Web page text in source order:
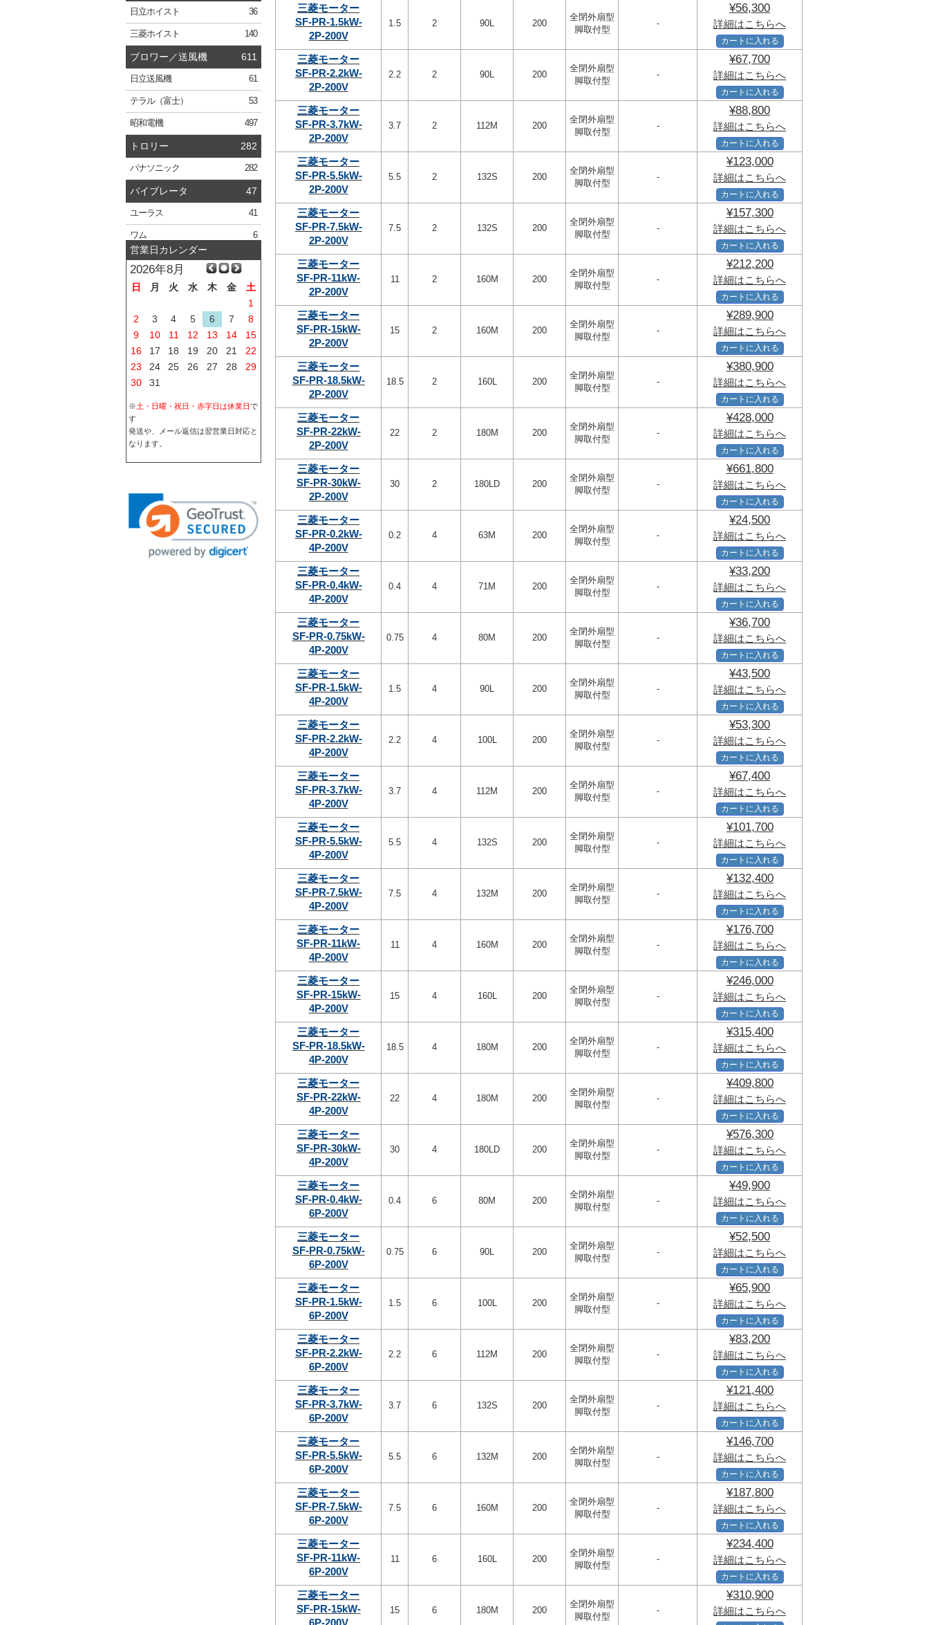
日立ホイスト 36
三菱ホイスト 140
ブロワー／送風機 611
日立送風機 61
テラル（富士） 53
昭和電機 497
トロリー 282
パナソニック 282
バイブレータ 47
ユーラス 41
ワム 6
営業日カレンダー
2026年8月
日 月 火 水 木 金
土
1
2
3 4 5 6 7
8
9
10 11 12 13 14
15
16
17 18 19 20 21
22
23
24 25 26 27 28
29
30
31
※土・日曜・祝日・赤字日は休業日で
す
発送や、メール返信は翌営業日対応と
なります。
三菱モーター
SF-PR-1.5kW-
2P-200V
1.5 2 90L 200
全閉外扇型
脚取付型
-
¥56,300
詳細はこちらへ
カートに入れる
三菱モーター
SF-PR-2.2kW-
2P-200V
2.2 2 90L 200
全閉外扇型
脚取付型
-
¥67,700
詳細はこちらへ
カートに入れる
三菱モーター
SF-PR-3.7kW-
2P-200V
3.7 2 112M 200
全閉外扇型
脚取付型
-
¥88,800
詳細はこちらへ
カートに入れる
三菱モーター
SF-PR-5.5kW-
2P-200V
5.5 2 132S 200
全閉外扇型
脚取付型
-
¥123,000
詳細はこちらへ
カートに入れる
三菱モーター
SF-PR-7.5kW-
2P-200V
7.5 2 132S 200
全閉外扇型
脚取付型
-
¥157,300
詳細はこちらへ
カートに入れる
三菱モーター
SF-PR-11kW-
2P-200V
11 2 160M 200
全閉外扇型
脚取付型
-
¥212,200
詳細はこちらへ
カートに入れる
三菱モーター
SF-PR-15kW-
2P-200V
15 2 160M 200
全閉外扇型
脚取付型
-
¥289,900
詳細はこちらへ
カートに入れる
三菱モーター
SF-PR-18.5kW-
2P-200V
18.5 2 160L 200
全閉外扇型
脚取付型
-
¥380,900
詳細はこちらへ
カートに入れる
三菱モーター
SF-PR-22kW-
2P-200V
22 2 180M 200
全閉外扇型
脚取付型
-
¥428,000
詳細はこちらへ
カートに入れる
三菱モーター
SF-PR-30kW-
2P-200V
30 2 180LD 200
全閉外扇型
脚取付型
-
¥661,800
詳細はこちらへ
カートに入れる
三菱モーター
SF-PR-0.2kW-
4P-200V
0.2 4 63M 200
全閉外扇型
脚取付型
-
¥24,500
詳細はこちらへ
カートに入れる
三菱モーター
SF-PR-0.4kW-
4P-200V
0.4 4 71M 200
全閉外扇型
脚取付型
-
¥33,200
詳細はこちらへ
カートに入れる
三菱モーター
SF-PR-0.75kW-
4P-200V
0.75 4 80M 200
全閉外扇型
脚取付型
-
¥36,700
詳細はこちらへ
カートに入れる
三菱モーター
SF-PR-1.5kW-
4P-200V
1.5 4 90L 200
全閉外扇型
脚取付型
-
¥43,500
詳細はこちらへ
カートに入れる
三菱モーター
SF-PR-2.2kW-
4P-200V
2.2 4 100L 200
全閉外扇型
脚取付型
-
¥53,300
詳細はこちらへ
カートに入れる
三菱モーター
SF-PR-3.7kW-
4P-200V
3.7 4 112M 200
全閉外扇型
脚取付型
-
¥67,400
詳細はこちらへ
カートに入れる
三菱モーター
SF-PR-5.5kW-
4P-200V
5.5 4 132S 200
全閉外扇型
脚取付型
-
¥101,700
詳細はこちらへ
カートに入れる
三菱モーター
SF-PR-7.5kW-
4P-200V
7.5 4 132M 200
全閉外扇型
脚取付型
-
¥132,400
詳細はこちらへ
カートに入れる
三菱モーター
SF-PR-11kW-
4P-200V
11 4 160M 200
全閉外扇型
脚取付型
-
¥176,700
詳細はこちらへ
カートに入れる
三菱モーター
SF-PR-15kW-
4P-200V
15 4 160L 200
全閉外扇型
脚取付型
-
¥246,000
詳細はこちらへ
カートに入れる
三菱モーター
SF-PR-18.5kW-
4P-200V
18.5 4 180M 200
全閉外扇型
脚取付型
-
¥315,400
詳細はこちらへ
カートに入れる
三菱モーター
SF-PR-22kW-
4P-200V
22 4 180M 200
全閉外扇型
脚取付型
-
¥409,800
詳細はこちらへ
カートに入れる
三菱モーター
SF-PR-30kW-
4P-200V
30 4 180LD 200
全閉外扇型
脚取付型
-
¥576,300
詳細はこちらへ
カートに入れる
三菱モーター
SF-PR-0.4kW-
6P-200V
0.4 6 80M 200
全閉外扇型
脚取付型
-
¥49,900
詳細はこちらへ
カートに入れる
三菱モーター
SF-PR-0.75kW-
6P-200V
0.75 6 90L 200
全閉外扇型
脚取付型
-
¥52,500
詳細はこちらへ
カートに入れる
三菱モーター
SF-PR-1.5kW-
6P-200V
1.5 6 100L 200
全閉外扇型
脚取付型
-
¥65,900
詳細はこちらへ
カートに入れる
三菱モーター
SF-PR-2.2kW-
6P-200V
2.2 6 112M 200
全閉外扇型
脚取付型
-
¥83,200
詳細はこちらへ
カートに入れる
三菱モーター
SF-PR-3.7kW-
6P-200V
3.7 6 132S 200
全閉外扇型
脚取付型
-
¥121,400
詳細はこちらへ
カートに入れる
三菱モーター
SF-PR-5.5kW-
6P-200V
5.5 6 132M 200
全閉外扇型
脚取付型
-
¥146,700
詳細はこちらへ
カートに入れる
三菱モーター
SF-PR-7.5kW-
6P-200V
7.5 6 160M 200
全閉外扇型
脚取付型
-
¥187,800
詳細はこちらへ
カートに入れる
三菱モーター
SF-PR-11kW-
6P-200V
11 6 160L 200
全閉外扇型
脚取付型
-
¥234,400
詳細はこちらへ
カートに入れる
三菱モーター
SF-PR-15kW-
6P-200V
15 6 180M 200
全閉外扇型
脚取付型
-
¥310,900
詳細はこちらへ